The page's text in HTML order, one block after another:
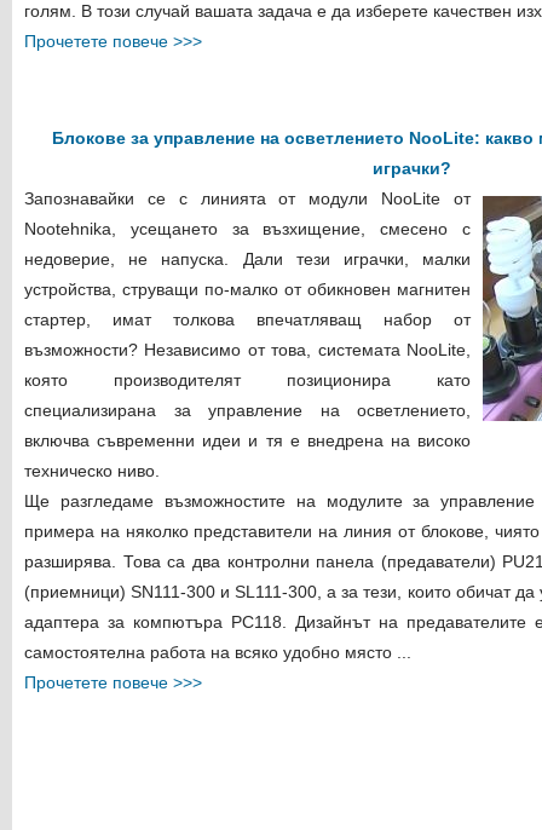
голям. В този случай вашата задача е да изберете качествен
Прочетете повече >>>
Блокове за управление на осветлението NooLite: какво
играчки?
Запознавайки се с линията от модули NooLite от
Nootehnika, усещането за възхищение, смесено с
недоверие, не напуска. Дали тези играчки, малки
устройства, струващи по-малко от обикновен магнитен
стартер, имат толкова впечатляващ набор от
възможности? Независимо от това, системата NooLite,
която производителят позиционира като
специализирана за управление на осветлението,
включва съвременни идеи и тя е внедрена на високо
техническо ниво.
Ще разгледаме възможностите на модулите за управление
примера на няколко представители на линия от блокове,
разширява. Това са два контролни панела (предаватели)
(приемници) SN111-300 и SL111-300, а за тези, които обичат
адаптера за компютъра PC118. Дизайнът на предавателите
самостоятелна работа на всяко удобно място ...
Прочетете повече >>>